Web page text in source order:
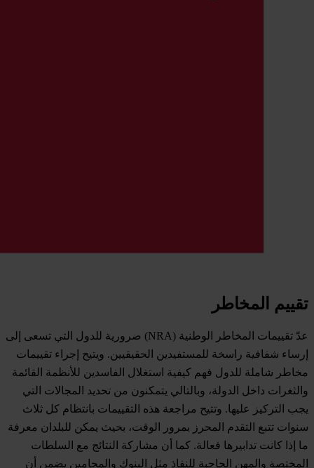
تقييم المخاطر
عدّ تقييمات المخاطر الوطنية (NRA) ضرورية للدول التي تسعى إلى
إرساء شفافية راسخة للمستفيدين الحقيقيين. ويتيح إجراء تقييمات
مخاطر شاملة للدول فهم كيفية استغلال الفاسدين للأنظمة القائمة
والثغرات داخل الدولة، وبالتالي يتمكنون من تحديد المجالات التي
يجب التركيز عليها. وتتيح مراجعة هذه التقييمات بانتظام كل ثلاث
سنوات تتبع التقدم المحرز بمرور الوقت، بحيث يمكن للبلدان معرفة
ما إذا كانت تدابيرها فعالة. كما أن مشاركة النتائج مع السلطات
المختصة والمهن الحاجبة للنفاذ مثل البنوك والمحامين يضمن أن